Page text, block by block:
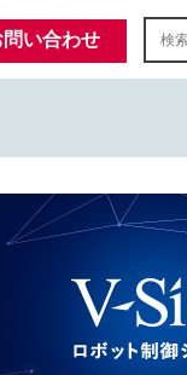
問い合わせ